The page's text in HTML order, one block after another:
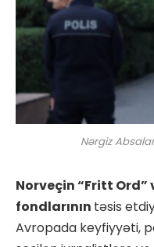
Nərgiz
Norveçin “Fritt Ord”
fondlarının təsis
Avropada keyfiyyəti,